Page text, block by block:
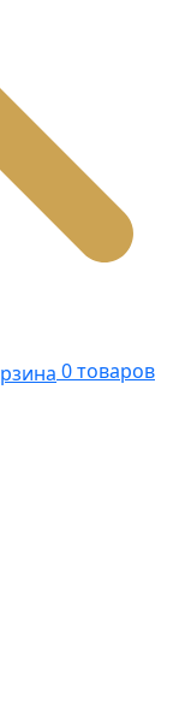
0товаров